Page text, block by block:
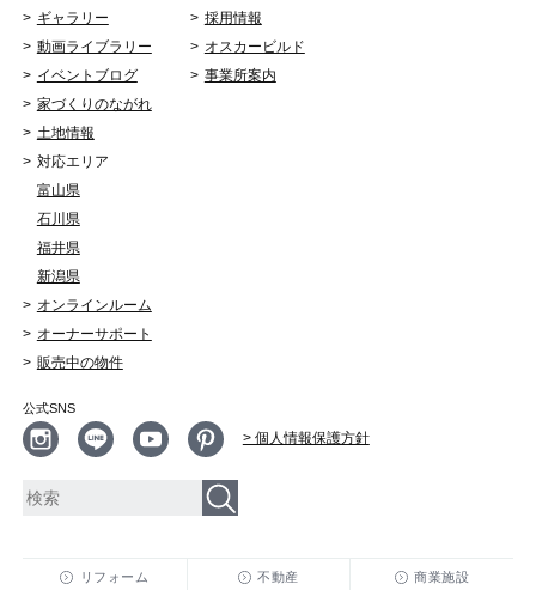
ギャラリー
動画ライブラリー
イベントブログ
家づくりのながれ
土地情報
対応エリア
富山県
石川県
福井県
新潟県
オンラインルーム
オーナーサポート
販売中の物件
採用情報
オスカービルド
事業所案内
公式SNS
> 個人情報保護方針
リフォーム 不動産 商業施設